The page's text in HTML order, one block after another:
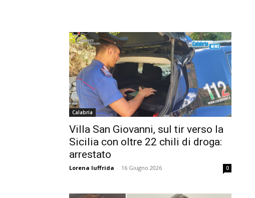
Calabria
Villa San Giovanni, sul tir verso la
Sicilia con oltre 22 chili di droga:
arrestato
Lorena Iuffrida - 16 Giugno 2026 0